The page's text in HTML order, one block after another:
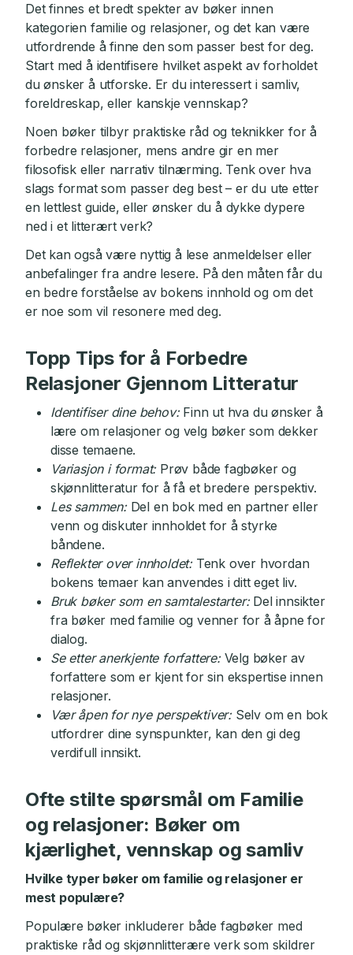
Det finnes et bredt spekter av bøker innen
kategorien familie og relasjoner, og det kan være
utfordrende å finne den som passer best for deg.
Start med å identifisere hvilket aspekt av forholdet
du ønsker å utforske. Er du interessert i samliv,
foreldreskap, eller kanskje vennskap?
Noen bøker tilbyr praktiske råd og teknikker for å
forbedre relasjoner, mens andre gir en mer
filosofisk eller narrativ tilnærming. Tenk over hva
slags format som passer deg best – er du ute etter
en lettlest guide, eller ønsker du å dykke dypere
ned i et litterært verk?
Det kan også være nyttig å lese anmeldelser eller
anbefalinger fra andre lesere. På den måten får du
en bedre forståelse av bokens innhold og om det
er noe som vil resonere med deg.
Topp Tips for å Forbedre
Relasjoner Gjennom Litteratur
Identifiser dine behov:Finn ut hva du ønsker å
lære om relasjoner og velg bøker som dekker
disse temaene.
Variasjon i format:Prøv både fagbøker og
skjønnlitteratur for å få et bredere perspektiv.
Les sammen:Del en bok med en partner eller
venn og diskuter innholdet for å styrke
båndene.
Reflekter over innholdet:Tenk over hvordan
bokens temaer kan anvendes i ditt eget liv.
Bruk bøker som en samtalestarter:Del innsikter
fra bøker med familie og venner for å åpne for
dialog.
Se etter anerkjente forfattere:Velg bøker av
forfattere som er kjent for sin ekspertise innen
relasjoner.
Vær åpen for nye perspektiver:Selv om en bok
utfordrer dine synspunkter, kan den gi deg
verdifull innsikt.
Ofte stilte spørsmål om Familie
og relasjoner: Bøker om
kjærlighet, vennskap og samliv
Hvilke typer bøker om familie og relasjoner er
mest populære?
Populære bøker inkluderer både fagbøker med
praktiske råd og skjønnlitterære verk som skildrer